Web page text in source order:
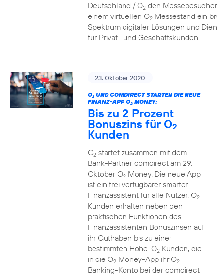
Deutschland / O2den
einem virtuellen O2Messestand ein
Spektrum digitaler Lösungen und
für Privat- und Geschäftskunden.
23. Oktober 2020
O2UND COMDIRECT STARTEN DIE NEUE
FINANZ-APP O2MONEY:
Bis zu 2 Prozent
Bonuszins für O2
Kunden
O2startet zusammen mit dem
Bank-Partner comdirect am 29.
Oktober O2Money. Die neue App
ist ein frei verfügbarer smarter
Finanzassistent für alle Nutzer. O2
Kunden erhalten neben den
praktischen Funktionen des
Finanzassistenten Bonuszinsen auf
ihr Guthaben bis zu einer
bestimmten Höhe. O2Kunden, die
in die O2Money-App ihr O2
Banking-Konto bei der comdirect